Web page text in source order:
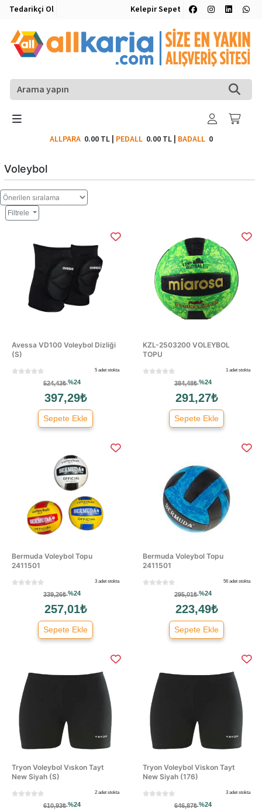
Tedarikçi Ol Kelepir Sepet
ALLPARA 0.00 TL| PEDALL 0.00 TL| BADALL0
Voleybol
Filtrele
Avessa VD100 Voleybol Dizliği
(S)
5 adet stokta
524,43₺%24
397,29₺
Sepete Ekle
KZL-2503200 VOLEYBOL
TOPU
1 adet stokta
384,48₺%24
291,27₺
Sepete Ekle
Bermuda Voleybol Topu
2411501
3 adet stokta
339,26₺%24
257,01₺
Sepete Ekle
Bermuda Voleybol Topu
2411501
56 adet stokta
295,01₺%24
223,49₺
Sepete Ekle
Tryon Voleybol Vıskon Tayt
New Siyah (S)
2 adet stokta
610,93₺%24
Tryon Voleybol Viskon Tayt
New Siyah (176)
3 adet stokta
646,87₺%24